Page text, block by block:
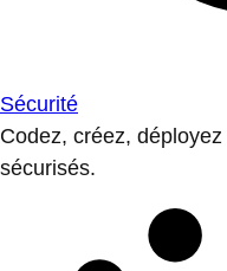
Sécurité
Codez, créez,
sécurisés.